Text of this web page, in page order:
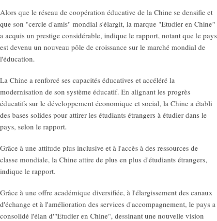
Alors que le réseau de coopération éducative de la Chine se densifie et
que son "cercle d'amis" mondial s'élargit, la marque "Etudier en Chine"
a acquis un prestige considérable, indique le rapport, notant que le pays
est devenu un nouveau pôle de croissance sur le marché mondial de
l'éducation.
La Chine a renforcé ses capacités éducatives et accéléré la
modernisation de son système éducatif. En alignant les progrès
éducatifs sur le développement économique et social, la Chine a établi
des bases solides pour attirer les étudiants étrangers à étudier dans le
pays, selon le rapport.
Grâce à une attitude plus inclusive et à l'accès à des ressources de
classe mondiale, la Chine attire de plus en plus d'étudiants étrangers,
indique le rapport.
Grâce à une offre académique diversifiée, à l'élargissement des canaux
d'échange et à l'amélioration des services d'accompagnement, le pays a
consolidé l'élan d'"Etudier en Chine", dessinant une nouvelle vision